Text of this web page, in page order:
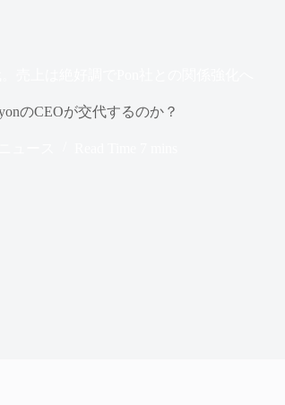
のCEOが交代するのか？